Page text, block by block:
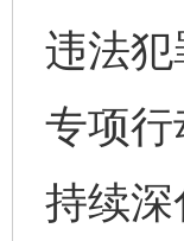
违法
专项
持续深